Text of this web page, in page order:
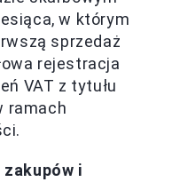
w którym
sprzedaż
rejestracja
VAT z tytułu
ramach
zakupów i